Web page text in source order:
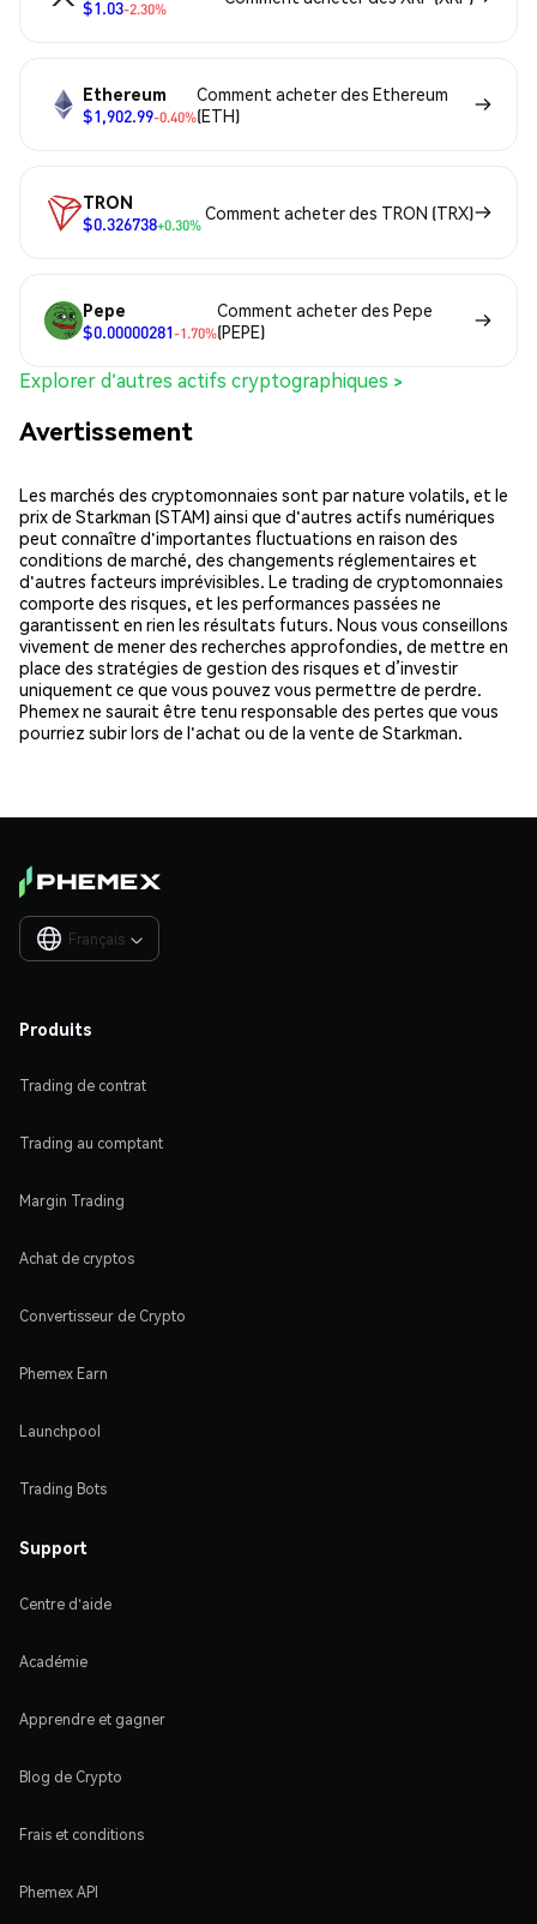
$1.03-2.30%
Ethereum
$1,902.99-0.40%
Comment acheter des Ethereum
(ETH)
TRON
$0.326738+0.30%
Comment acheter des TRON (TRX)
Pepe
$0.00000281-1.70%
Comment acheter des Pepe
(PEPE)
Explorer d'autres actifs cryptographiques >
Avertissement
Les marchés des cryptomonnaies sont par nature volatils, et le
prix de Starkman (STAM) ainsi que d'autres actifs numériques
peut connaître d'importantes fluctuations en raison des
conditions de marché, des changements réglementaires et
d'autres facteurs imprévisibles. Le trading de cryptomonnaies
comporte des risques, et les performances passées ne
garantissent en rien les résultats futurs. Nous vous conseillons
vivement de mener des recherches approfondies, de mettre en
place des stratégies de gestion des risques et d’investir
uniquement ce que vous pouvez vous permettre de perdre.
Phemex ne saurait être tenu responsable des pertes que vous
pourriez subir lors de l'achat ou de la vente de Starkman.
Français 
Produits
Trading de contrat
Trading au comptant
Margin Trading
Achat de cryptos
Convertisseur de Crypto
Phemex Earn
Launchpool
Trading Bots
Support
Centre d'aide
Académie
Apprendre et gagner
Blog de Crypto
Frais et conditions
Phemex API